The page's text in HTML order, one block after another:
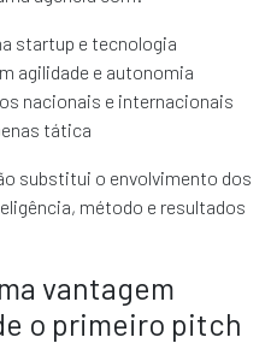
startup e tecnologia
agilidade e autonomia
nacionais e internacionais
tática
substitui o envolvimento dos
método e resultados
vantagem
o primeiro pitch